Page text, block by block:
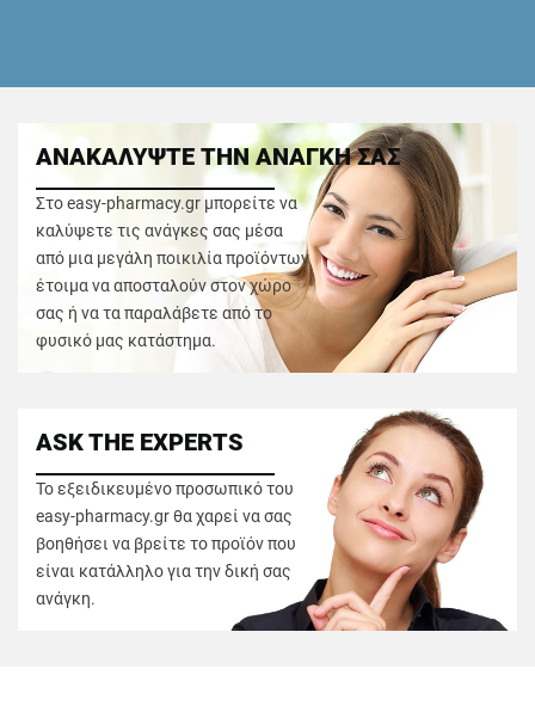
ΑΝΑΚΑΛΥΨΤΕ ΤΗΝ ΑΝΑΓΚΗ ΣΑΣ
Στο easy-pharmacy.gr μπορείτε να
καλύψετε τις ανάγκες σας μέσα
από μια μεγάλη ποικιλία προϊόντων
έτοιμα να αποσταλούν στον χώρο
σας ή να τα παραλάβετε από το
φυσικό μας κατάστημα.
ASK THE EXPERTS
Το εξειδικευμένο προσωπικό του
easy-pharmacy.gr θα χαρεί να σας
βοηθήσει να βρείτε το προϊόν που
είναι κατάλληλο για την δική σας
ανάγκη.